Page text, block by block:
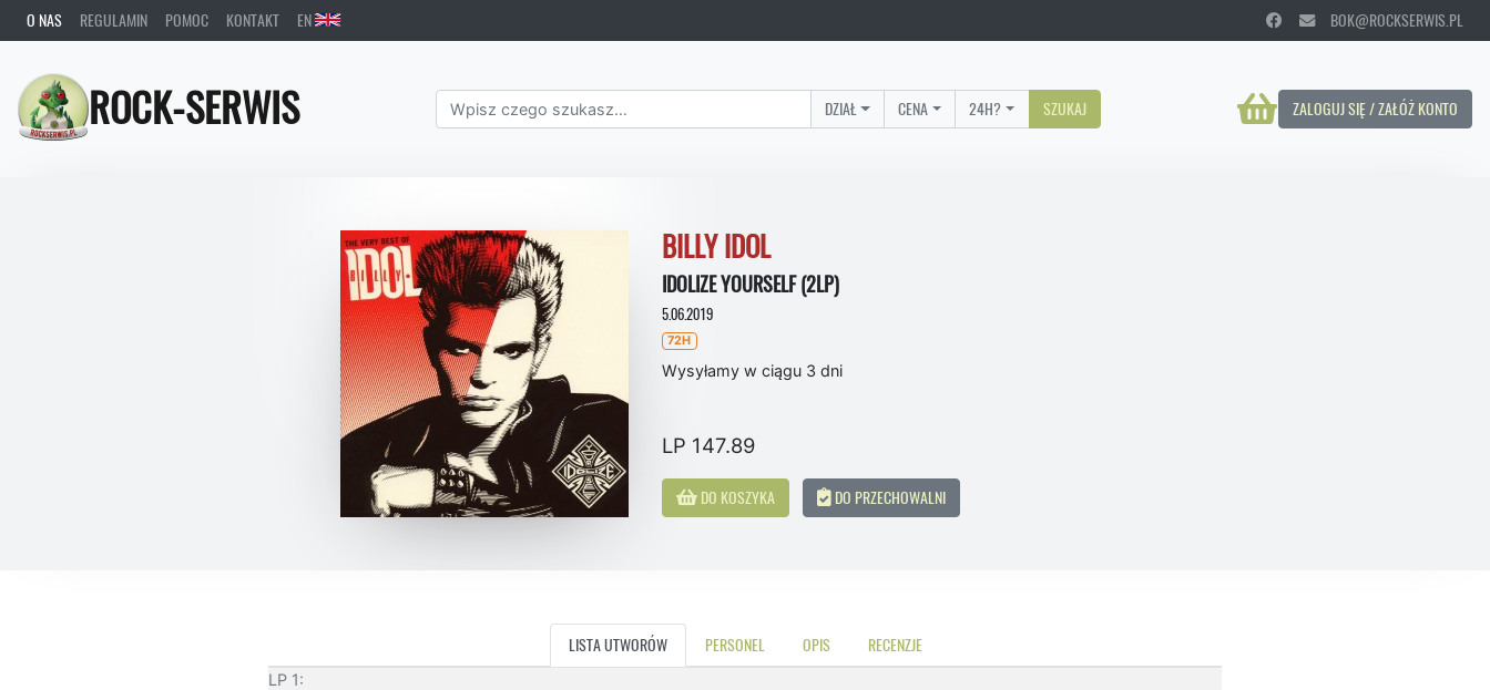
O NAS REGULAMIN POMOC KONTAKT EN BOK@ROCKSERWIS.PL
ROCK-SERWIS ZALOGUJ SIĘ / ZAŁÓŻ KONTO
DZIAŁ CENA 24H? SZUKAJ
BILLY IDOL
IDOLIZE YOURSELF (2LP)
5.06.2019
72H
Wysyłamy w ciągu 3 dni
LP 147.89
DO KOSZYKA DO PRZECHOWALNI
LISTA UTWORÓW PERSONEL OPIS RECENZJE
LP 1: